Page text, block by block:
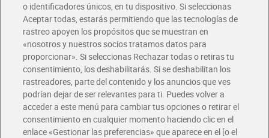
Envío gratis por compras superiores a 100€
Envío estandar por 4,99€
Glovo y Uber Eats
Solicita tu factura de Glovo o Uber Eats
Únete al CLUB Dia
Disfruta las ventajas y ofertas exclusivas.
Descárgate la APP Dia
o identificadores únicos, en tu dispositivo. Si seleccionas
Aceptar todas, estarás permitiendo que las tecnologías de
rastreo apoyen los propósitos que se muestran en
«nosotros y nuestros socios tratamos datos para
proporcionar». Si seleccionas Rechazar todas o retiras tu
consentimiento, los deshabilitarás. Si se deshabilitan los
rastreadores, parte del contenido y los anuncios que ves
podrían dejar de ser relevantes para ti. Puedes volver a
acceder a este menú para cambiar tus opciones o retirar el
consentimiento en cualquier momento haciendo clic en el
enlace «Gestionar las preferencias» que aparece en el [o el